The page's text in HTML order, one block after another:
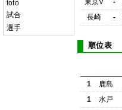
toto
試合
選手
東京V
-
長崎
-
順位表
1 鹿島
1
水戸